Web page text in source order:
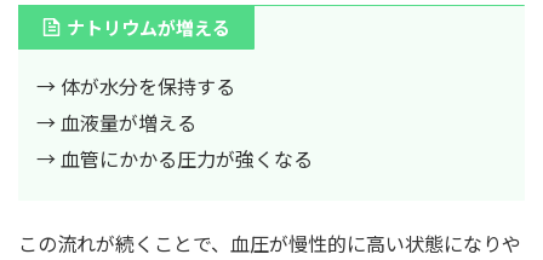
ナトリウムが増える
→ 体が水分を保持する
→ 血液量が増える
→ 血管にかかる圧力が強くなる
この流れが続くことで、血圧が慢性的に高い状態になりや